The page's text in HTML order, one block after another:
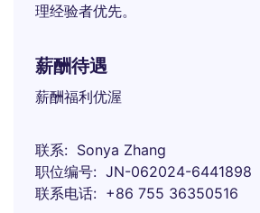
理经验者优先。
薪酬待遇
薪酬福利优渥
联系
Sonya Zhang
职位编号
JN-062024-6441898
联系电话
+86 755 36350516